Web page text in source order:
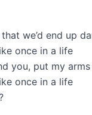
we’d end up
once in a life
you, put my
once in a life